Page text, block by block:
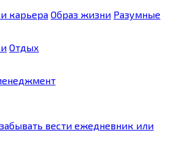
карьера Образ жизни Разумные
Отдых
вести ежедневник или